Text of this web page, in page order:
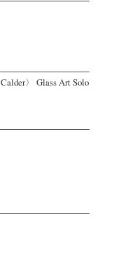
〉 Glass Art Solo